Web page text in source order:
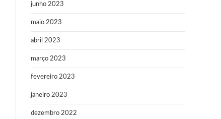
junho 2023
maio 2023
abril 2023
março 2023
fevereiro 2023
janeiro 2023
dezembro 2022